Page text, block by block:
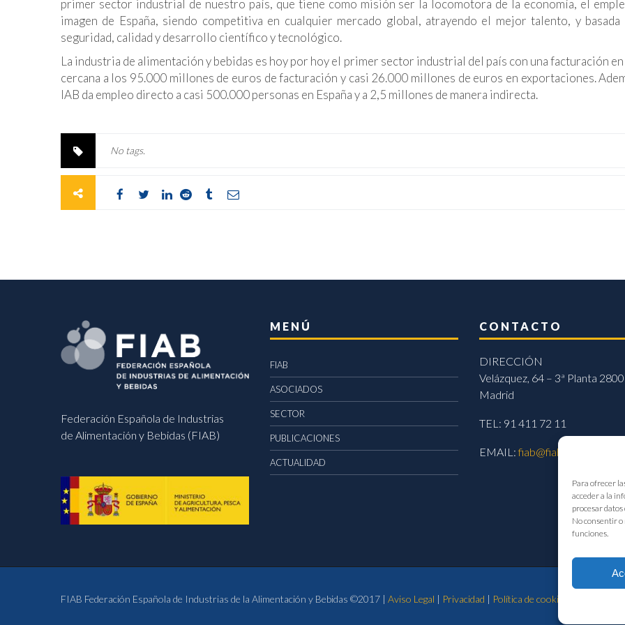
Para ofrecer
acceder a la
procesar
No consentir
funciones.
primer sector industrial de nuestro país, que tiene como misión ser la locomotora de la economía, el
imagen de España, siendo competitiva en cualquier mercado global, atrayendo el mejor talento, y basada
seguridad, calidad y desarrollo científico y tecnológico.
La industria de alimentación y bebidas es hoy por hoy el primer sector industrial del país con una facturación
cercana a los 95.000 millones de euros de facturación y casi 26.000 millones de euros en exportaciones.
IAB da empleo directo a casi 500.000 personas en España y a 2,5 millones de manera indirecta.
No tags.
Federación Española de Industrias
de Alimentación y Bebidas (FIAB)
MENÚ
FIAB
ASOCIADOS
SECTOR
PUBLICACIONES
ACTUALIDAD
CONTACTO
DIRECCIÓN
Velázquez, 64 – 3ª Planta
Madrid
TEL: 91 411 72 11
EMAIL:fiab@fiab.es
FIAB Federación Española de Industrias de la Alimentación y Bebidas ©2017 | Aviso Legal | Privacidad | Política de cookies